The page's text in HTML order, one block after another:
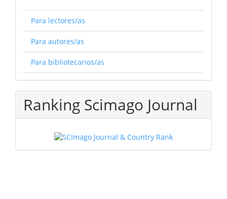
Para lectores/as
Para autores/as
Para bibliotecarios/as
Ranking Scimago Journal